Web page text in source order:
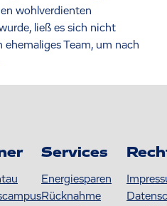
wohlverdienten
ließ es sich nicht
Team, um nach
Services
Energiesparen
Rücknahme